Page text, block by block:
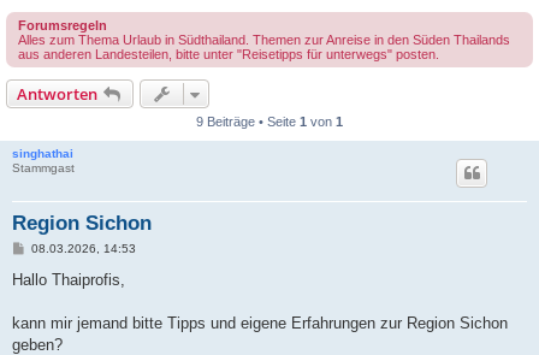
Forumsregeln
Alles zum Thema Urlaub in Südthailand. Themen zur Anreise in den Süden Thailands
aus anderen Landesteilen, bitte unter "Reisetipps für unterwegs" posten.
Antworten
9 Beiträge • Seite 1 von 1
singhathai
Stammgast
Region Sichon
B
i
a
08.03.2026, 14:53
Hallo Thaiprofis,
kann mir jemand bitte Tipps und eigene Erfahrungen zur Region Sichon
geben?